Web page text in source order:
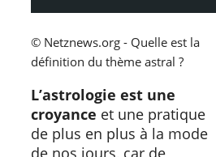
© Netznews.org - Quelle est la
définition du thème astral ?
L’astrologie est une
croyance et une pratique
de plus en plus à la mode
de nos jours, car de